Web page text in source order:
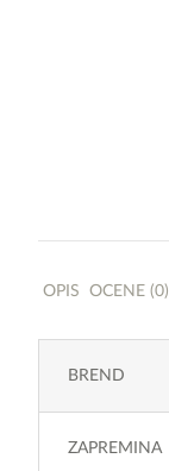
OPIS OCENE (0)
BREND
ZAPREMINA